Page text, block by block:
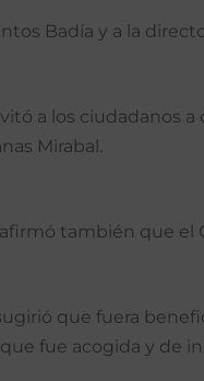
Badía y a la
a los ciudadanos
Mirabal.
también que
que fuera
fue acogida y de